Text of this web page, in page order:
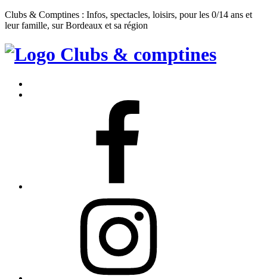
Clubs & Comptines : Infos, spectacles, loisirs, pour les 0/14 ans et
leur famille, sur Bordeaux et sa région
Clubs
Comptines